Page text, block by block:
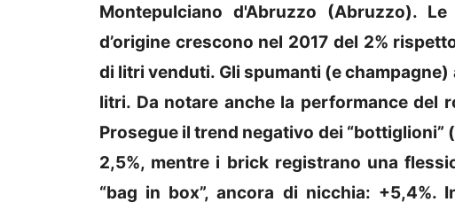
Montepulciano d'Abruzzo (Abruzzo).
d’origine crescono nel 2017 del 2%
di litri venduti. Gli spumanti (e
litri. Da notare anche la performance del
Prosegue il trend negativo dei
2,5%, mentre i brick registrano una
“bag in box”, ancora di nicchia: